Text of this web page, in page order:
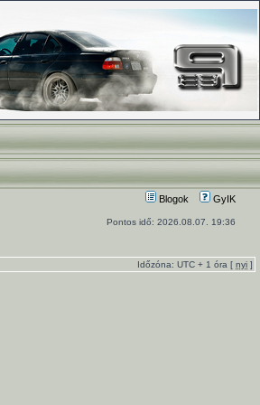
Blogok GyIK
Pontos idő: 2026.08.07. 19:36
Időzóna: UTC + 1 óra [ nyi ]